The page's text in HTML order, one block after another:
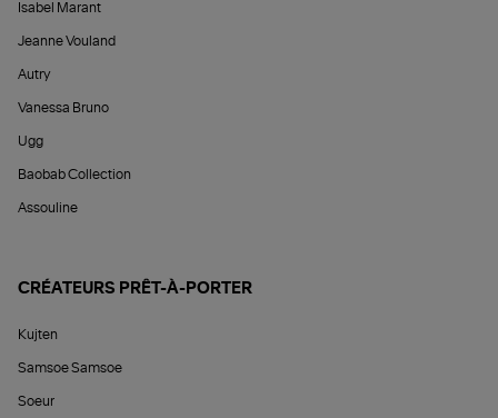
Isabel Marant
Jeanne Vouland
Autry
Vanessa Bruno
Ugg
Baobab Collection
Assouline
CRÉATEURS PRÊT-À-PORTER
Kujten
Samsoe Samsoe
Soeur